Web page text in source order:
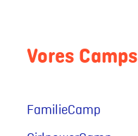
Vores Camps
FamilieCamp